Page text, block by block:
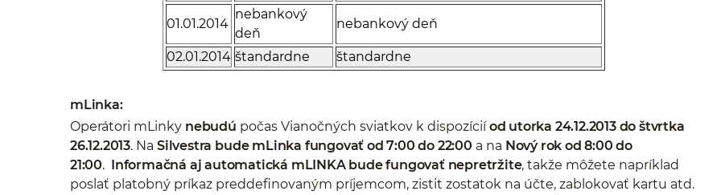
01.01.2014
nebankový
deň
nebankový deň
02.01.2014 štandardne štandardne
mLinka:
Operátori mLinky nebudú počas Vianočných sviatkov k dispozíciíod utorka 24.12.2013 do štvrtka
26.12.2013. Na Silvestra bude mLinka fungovať od 7:00 do 22:00 a na Nový rok od 8:00 do
21:00. Informačná aj automatická mLINKA bude fungovať nepretržite, takže môžete napríklad
poslať platobný príkaz preddefinovaným príjemcom, zistit zostatok na účte, zablokovať kartu atd.